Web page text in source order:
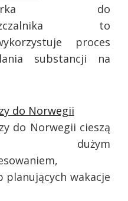
do
to
proces
substancji na
do Norwegii
do Norwegii cieszą
dużym
planujących wakacje